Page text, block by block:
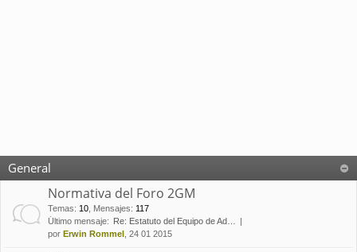
General
Normativa del Foro 2GM
Temas: 10 Mensajes: 117
Último mensaje:
Re: Estatuto del Equipo de Ad…
por Erwin Rommel , 24 01 2015